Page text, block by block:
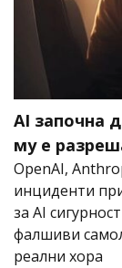
AI започна
му е
OpenAI,
инциденти
за AI
фалшиви
реални хора